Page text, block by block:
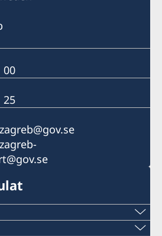
00
25